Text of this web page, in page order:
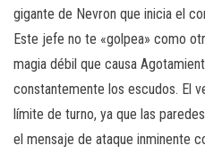
gigante de Nevron que inicia el
Este jefe no te «golpea» como
magia débil que causa
constantemente los escudos. El
límite de turno, ya que las
el mensaje de ataque inminente